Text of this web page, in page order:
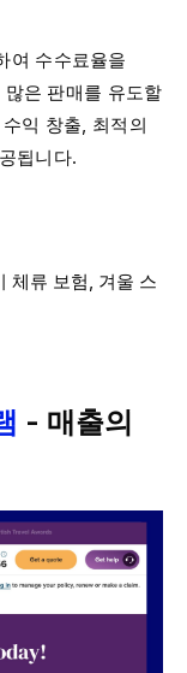
여 수수료율을
많은 판매를 유도할
익 창출, 최적의
됩니다.
체류 보험, 겨울 스
- 매출의